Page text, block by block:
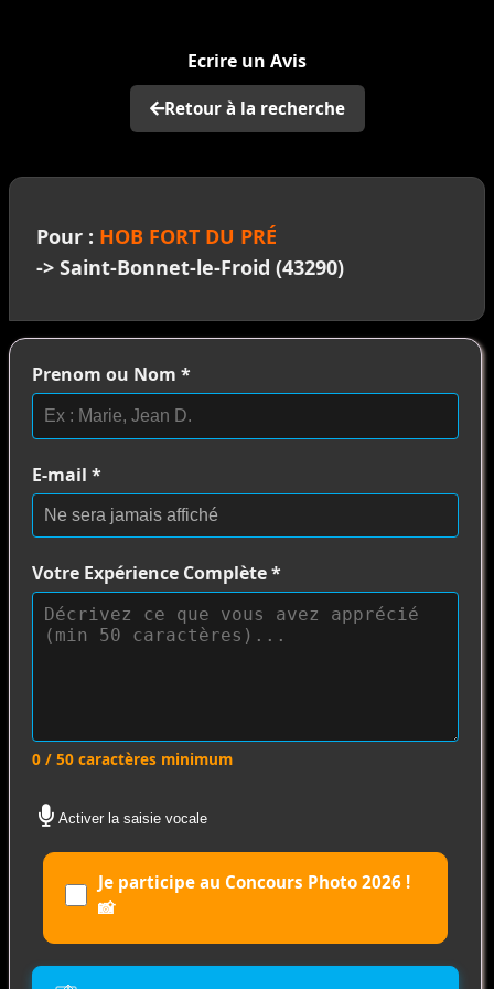
Ecrire un Avis
Retour à la recherche
Pour : HOB FORT DU PRÉ
-> Saint-Bonnet-le-Froid (43290)
Prenom ou Nom *
E-mail *
Votre Expérience Complète*
0 / 50 caractères minimum
Activer la saisie vocale
Je participe au Concours Photo 2026 !
📸